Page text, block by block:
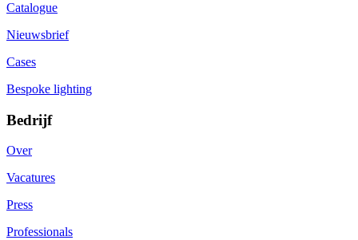
Catalogue
Nieuwsbrief
Cases
Bespoke lighting
Bedrijf
Over
Vacatures
Press
Professionals